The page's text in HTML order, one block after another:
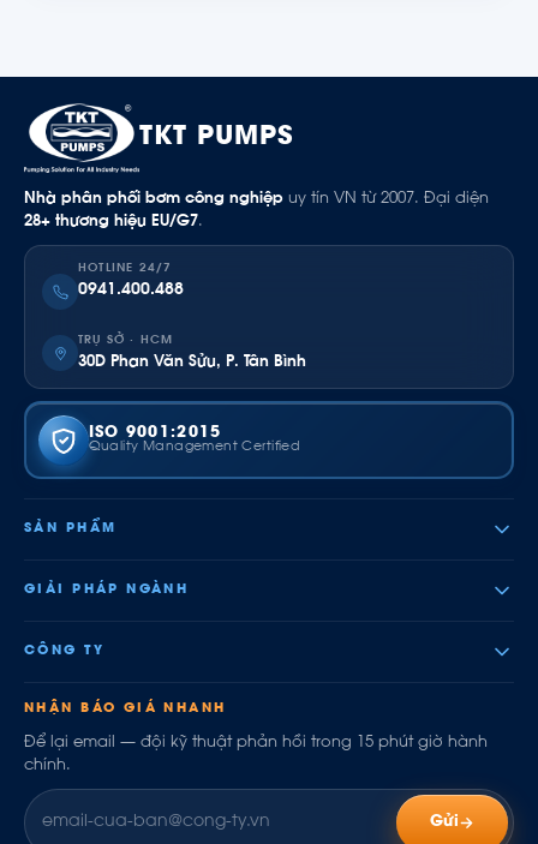
TKT PUMPS
Nhà phân phối bơm công nghiệp uy tín VN từ 2007. Đại diện
28+ thương hiệu EU/G7.
HOTLINE 24/7
0941.400.488
TRỤ SỞ · HCM
30D Phan Văn Sửu, P. Tân Bình
ISO 9001:2015
Quality Management Certified
SẢN PHẨM
GIẢI PHÁP NGÀNH
CÔNG TY
NHẬN BÁO GIÁ NHANH
Để lại email — đội kỹ thuật phản hồi trong 15 phút giờ hành
chính.
Gửi